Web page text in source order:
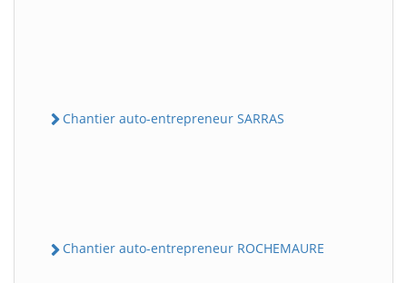
Chantier auto-entrepreneur SARRAS
Chantier auto-entrepreneur ROCHEMAURE